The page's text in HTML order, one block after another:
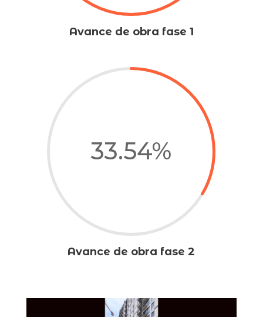
Avance de obra fase 1
33.54%
Avance de obra fase 2